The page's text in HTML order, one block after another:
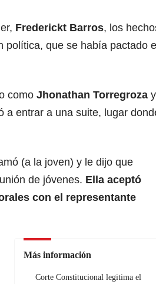
Frederickt Barros, los
política, que se había pactado
como Jhonathan Torregroza y
a entrar a una suite, lugar
(a la joven) y le dijo que
de jóvenes. Ella aceptó
con el representante
Más información
Corte Constitucional legitima el